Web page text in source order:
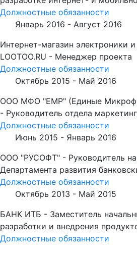
Должностные обязанности
Январь 2016 - Август 2016
Интернет-магазин электроники
LOOTOO.RU - Менеджер проекта
Должностные обязанности
Октябрь 2015 - Май 2016
ООО МФО "ЕМР" (Единые
- Руководитель отдела
Должностные обязанности
Июнь 2015 - Январь 2016
ООО "РУСОФТ" - Руководитель
Департамента развития
Должностные обязанности
Октябрь 2013 - Май 2015
БАНК ИТБ - Заместитель
разработки и внедрения
Должностные обязанности